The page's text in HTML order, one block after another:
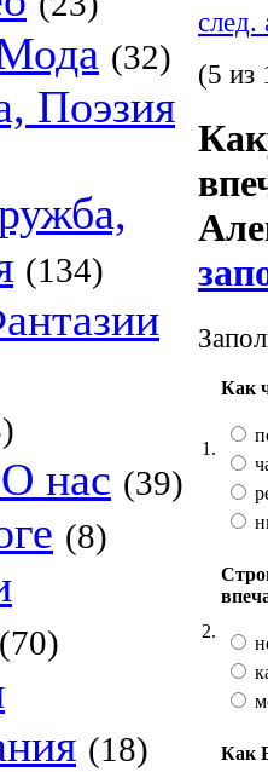
(32)
Поэзия
(134)
нас (39)
(8)
(70)
(18)
след.
(5 из
1.
Как
2.
Как